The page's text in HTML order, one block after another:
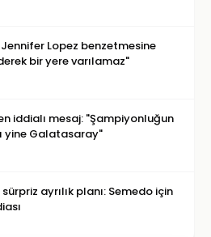
Lopez benzetmesine
bir yere varılamaz"
iddialı mesaj: "Şampiyonluğun
yine Galatasaray"
ayrılık planı: Semedo için